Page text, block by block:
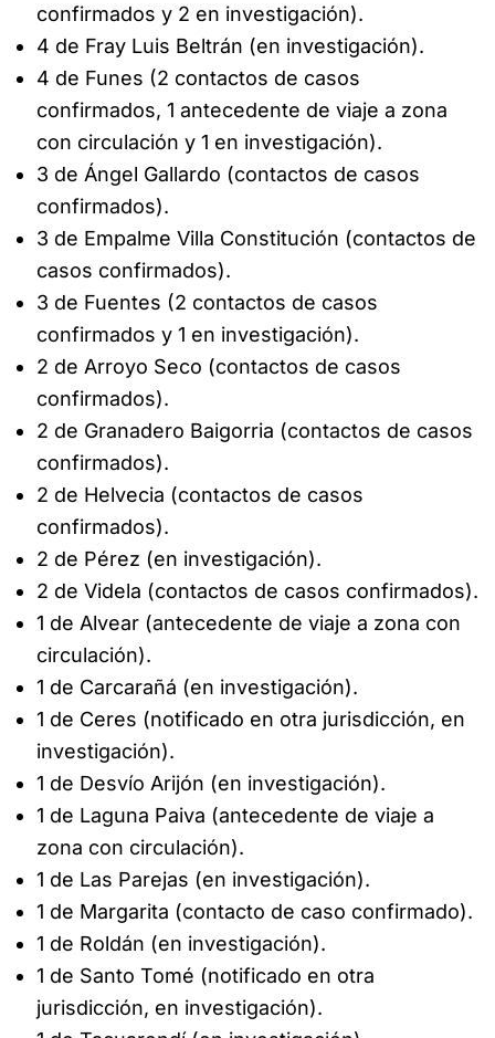
confirmados y 2 en investigación).
4 de Fray Luis Beltrán (en investigación).
4 de Funes (2 contactos de casos
confirmados, 1 antecedente de viaje a zona
con circulación y 1 en investigación).
3 de Ángel Gallardo (contactos de casos
confirmados).
3 de Empalme Villa Constitución (contactos de
casos confirmados).
3 de Fuentes (2 contactos de casos
confirmados y 1 en investigación).
2 de Arroyo Seco (contactos de casos
confirmados).
2 de Granadero Baigorria (contactos de casos
confirmados).
2 de Helvecia (contactos de casos
confirmados).
2 de Pérez (en investigación).
2 de Videla (contactos de casos confirmados).
1 de Alvear (antecedente de viaje a zona con
circulación).
1 de Carcarañá (en investigación).
1 de Ceres (notificado en otra jurisdicción, en
investigación).
1 de Desvío Arijón (en investigación).
1 de Laguna Paiva (antecedente de viaje a
zona con circulación).
1 de Las Parejas (en investigación).
1 de Margarita (contacto de caso confirmado).
1 de Roldán (en investigación).
1 de Santo Tomé (notificado en otra
jurisdicción, en investigación).